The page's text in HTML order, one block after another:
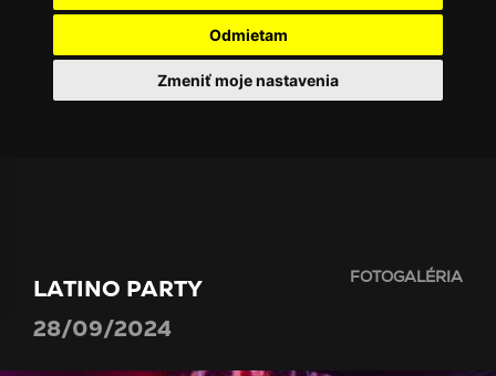
Odmietam
Zmeniť moje nastavenia
LATINO PARTY
28/09/2024
FOTOGALÉRIA